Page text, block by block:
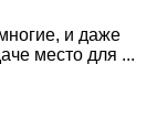
и даже
место для ...